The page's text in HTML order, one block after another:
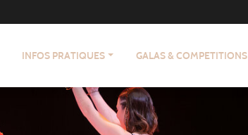
INFOS PRATIQUES GALAS & COMPETITIONS